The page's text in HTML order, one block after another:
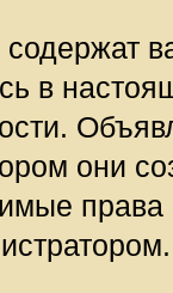
в
они
права